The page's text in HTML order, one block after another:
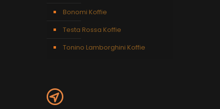
Bonomi Koffie
Testa Rossa Koffie
Tonino Lamborghini Koffie